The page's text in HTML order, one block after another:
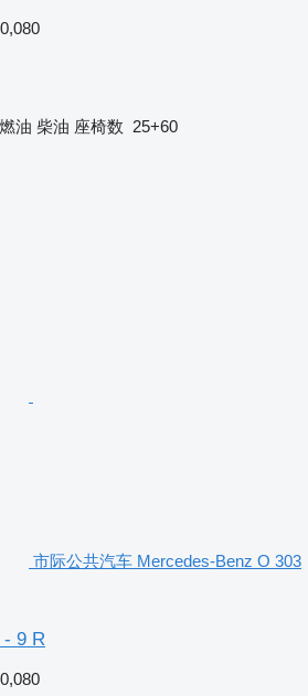
燃油 柴油 座椅数 25+60
市际公共汽车 Mercedes-Benz O 303
- 9 R